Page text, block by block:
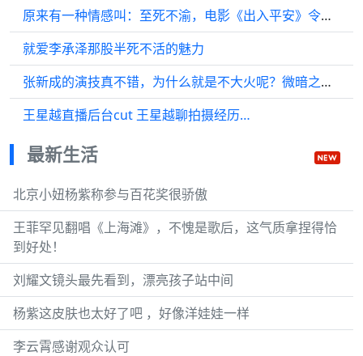
原来有一种情感叫：至死不渝，电影《出入平安》令人深思
就爱李承泽那股半死不活的魅力
张新成的演技真不错，为什么就是不大火呢？微暗之火 张新成
王星越直播后台cut 王星越聊拍摄经历…
最新生活
北京小妞杨紫称参与百花奖很骄傲
王菲罕见翻唱《上海滩》，不愧是歌后，这气质拿捏得恰
到好处！
刘耀文镜头最先看到，漂亮孩子站中间
杨紫这皮肤也太好了吧 ，好像洋娃娃一样
李云霄感谢观众认可